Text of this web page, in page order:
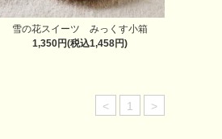
雪の花スイーツ みっくす小箱
1,350円(税込1,458円)
< 1 >